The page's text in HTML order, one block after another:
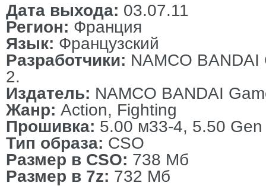
Дата выхода: 03.07.11
Регион: Франция
Язык: Французский
Разработчики: NAMCO
2.
Издатель: NAMCO BANDAI
Жанр: Action, Fighting
Прошивка: 5.00 м33-4, 5.50 Gen
Тип образа: CSO
Размер в CSO: 738 Мб
Размер в 7z: 732 Мб